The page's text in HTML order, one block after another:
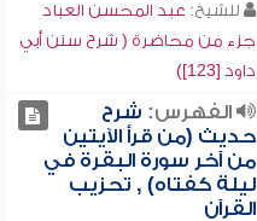
للشيخ: عبد المحسن العباد
جزء من محاضرة ( شرح سنن أبي
داود [123])
الفهرس: شرح
حديث (من قرأ الآيتين
من آخر سورة البقرة في
ليلة كفتاه) , تحزيب
القرآن